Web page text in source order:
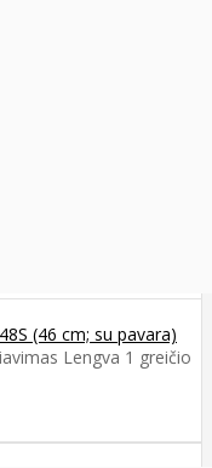
(46 cm; su pavara)
Lengva 1 greičio